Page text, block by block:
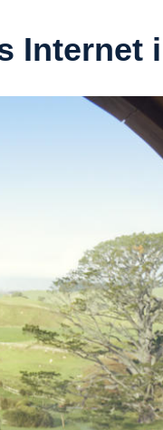
Internet